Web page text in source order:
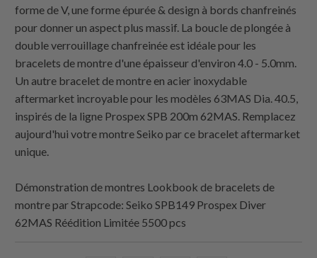
forme de V, une forme épurée & design à bords chanfreinés
pour donner un aspect plus massif. La boucle de plongée à
double verrouillage chanfreinée est idéale pour les
bracelets de montre d'une épaisseur d'environ 4.0 - 5.0mm.
Un autre bracelet de montre en acier inoxydable
aftermarket incroyable pour les modèles 63MAS Dia. 40.5,
inspirés de la ligne Prospex SPB 200m 62MAS. Remplacez
aujourd'hui votre montre Seiko par ce bracelet aftermarket
unique.
Démonstration de montres Lookbook de bracelets de
montre parStrapcode: Seiko SPB149 Prospex Diver
62MAS Réédition Limitée 5500 pcs